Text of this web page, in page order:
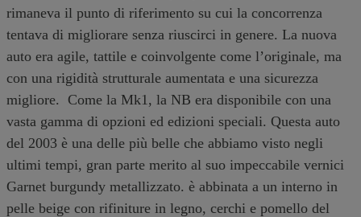
rimaneva il punto di riferimento su cui la concorrenza
tentava di migliorare senza riuscirci in genere. La nuova
auto era agile, tattile e coinvolgente come l’originale, ma
con una rigidità strutturale aumentata e una sicurezza
migliore. Come la Mk1, la NB era disponibile con una
vasta gamma di opzioni ed edizioni speciali. Questa auto
del 2003 è una delle più belle che abbiamo visto negli
ultimi tempi, gran parte merito al suo impeccabile vernici
Garnet burgundy metallizzato. è abbinata a un interno in
pelle beige con rifiniture in legno, cerchi e pomello del